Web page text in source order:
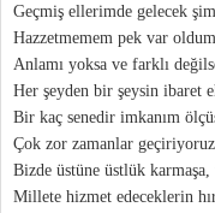
Geçmiş ellerimde gelecek
Hazzetmemem pek var
Anlamı yoksa ve farklı
Her şeyden bir şeysin ibaret
Bir kaç senedir imkanım
Çok zor zamanlar
Bizde üstüne üstlük karmaşa,
Millete hizmet edeceklerin